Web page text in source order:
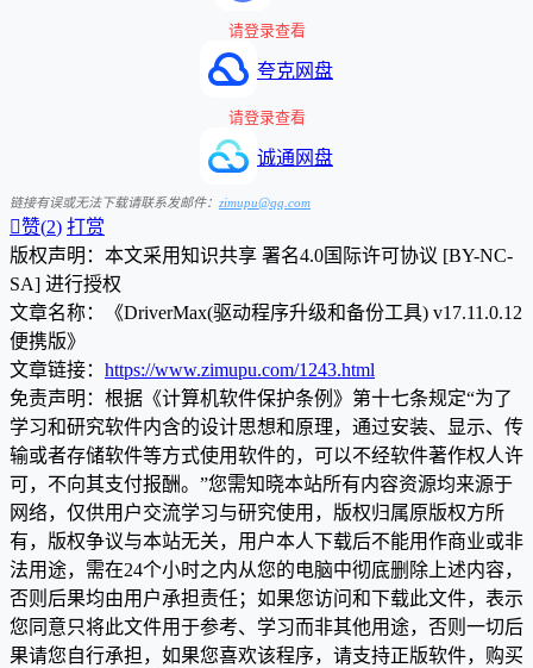
请登录查看
夸克网盘
请登录查看
诚通网盘
链接有误或无法下载请联系发邮件： zimupu@qq.com
赞(2) 打赏
版权声明：本文采用知识共享 署名4.0国际许可协议 [BY-NC-
SA] 进行授权
文章名称：《DriverMax(驱动程序升级和备份工具) v17.11.0.12
便携版》
文章链接： https://www.zimupu.com/1243.html
免责声明：根据《计算机软件保护条例》第十七条规定“为了
学习和研究软件内含的设计思想和原理，通过安装、显示、传
输或者存储软件等方式使用软件的，可以不经软件著作权人许
可，不向其支付报酬。”您需知晓本站所有内容资源均来源于
网络，仅供用户交流学习与研究使用，版权归属原版权方所
有，版权争议与本站无关，用户本人下载后不能用作商业或非
法用途，需在24个小时之内从您的电脑中彻底删除上述内容，
否则后果均由用户承担责任；如果您访问和下载此文件，表示
您同意只将此文件用于参考、学习而非其他用途，否则一切后
果请您自行承担，如果您喜欢该程序，请支持正版软件，购买